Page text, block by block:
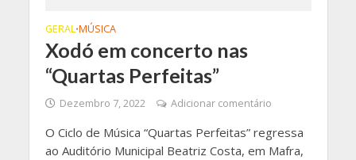
GERAL•MÚSICA
Xodó em concerto nas
“Quartas Perfeitas”
Dezembro 7, 2022 Adicionar comentário
O Ciclo de Música “Quartas Perfeitas” regressa
ao Auditório Municipal Beatriz Costa, em Mafra,